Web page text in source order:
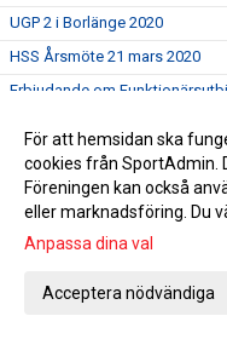
UGP 2 i Borlänge 2020
HSS Årsmöte 21 mars 2020
Erbjudande om
Simskola VT 2020 - Anmälan
HSS seger i Femklubb 2019
För att hemsidan ska
cookies från SportAdmin.
Föreningen kan också
eller marknadsföring. Du
Anpassa dina val
Acceptera nödvändiga